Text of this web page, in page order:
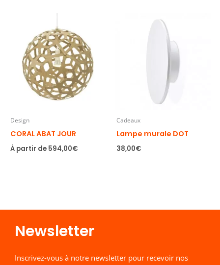
Design
CORAL ABAT JOUR
À partir de 594,00€
Cadeaux
Lampe murale DOT
38,00€
Newsletter​
Inscrivez-vous à notre newsletter pour recevoir nos